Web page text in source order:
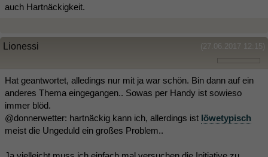
auch Hartnäckigkeit.
(27.06.2017 12:15)
Lionessi
Hat geantwortet, alledings nur mit ja war schön. Bin dann auf ein
anderes Thema eingegangen.. Sowas per Handy ist sowieso
immer blöd.
@donnerwetter: hartnäckig kann ich, allerdings ist löwetypisch
meist die Ungeduld ein großes Problem..